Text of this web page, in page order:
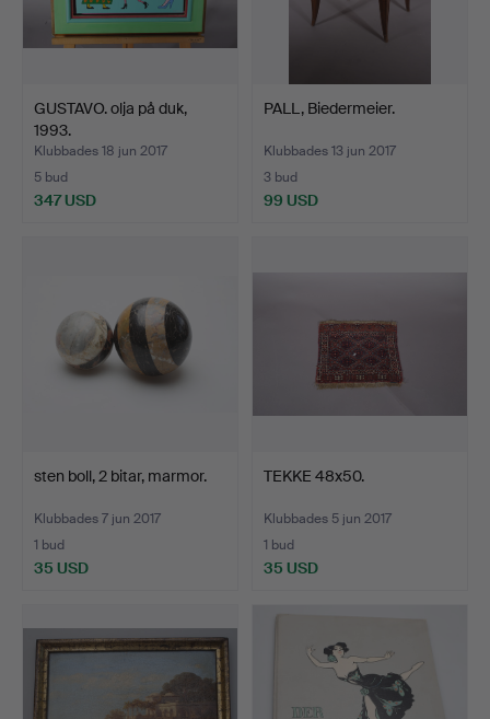
GUSTAVO. olja på duk,
1993.
Klubbades 18 jun 2017
5 bud
347 USD
PALL, Biedermeier.
Klubbades 13 jun 2017
3 bud
99 USD
sten boll, 2 bitar, marmor.
Klubbades 7 jun 2017
1 bud
35 USD
TEKKE 48x50.
Klubbades 5 jun 2017
1 bud
35 USD